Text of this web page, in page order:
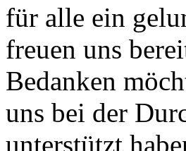
für alle ein
freuen uns
Bedanken
uns bei der
unterstützt